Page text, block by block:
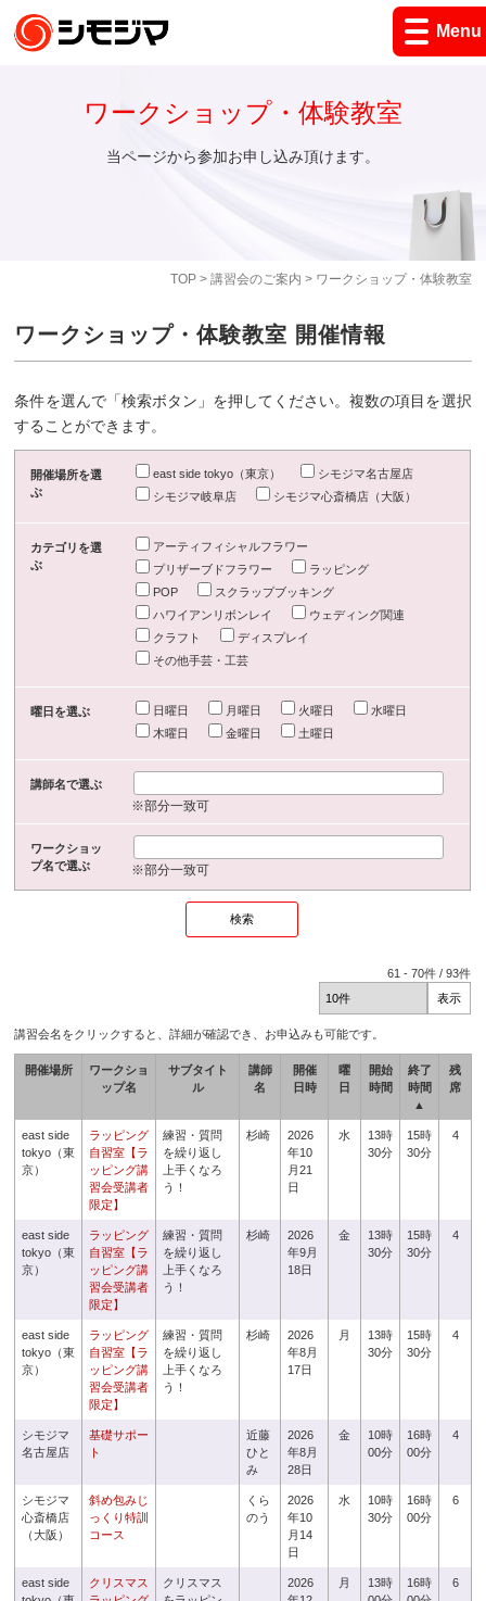
Menu
TOP> 講習会のご案内 > ワークショップ・体験教室
ワークショップ・体験教室
当ページから参加お申し込み頂けます。
ワークショップ・体験教室 開催情報
条件を選んで「検索ボタン」を押してください。複数の項目を選択
することができます。
開催場所を選
ぶ
east side tokyo（東京）
シモジマ名古屋店
シモジマ岐阜店
シモジマ心斎橋店（大阪）
カテゴリを選
ぶ
アーティフィシャルフラワー
プリザーブドフラワー
ラッピング
POP
スクラップブッキング
ハワイアンリボンレイ
ウェディング関連
クラフト
ディスプレイ
その他手芸・工芸
曜日を選ぶ 日曜日 月曜日 火曜日
水曜日
木曜日
金曜日 土曜日
講師名で選ぶ
※部分一致可
ワークショッ
プ名で選ぶ
※部分一致可
61 -70件 /93件
講習会名をクリックすると、詳細が確認でき、お申込みも可能です。
開催場所
ワークショ
ップ名
サブタイト
ル
講師
名
開催
日時
曜
日
開始
時間
終了
時間
▲
残
席
east side
tokyo（東
京）
ラッピング
自習室【ラ
ッピング講
習会受講者
限定】
練習・質問
を繰り返し
上手くなろ
う！
杉崎
2026
年10
月21
日
水
13時
30分
15時
30分
4
east side
tokyo（東
京）
ラッピング
自習室【ラ
ッピング講
習会受講者
限定】
練習・質問
を繰り返し
上手くなろ
う！
杉崎
2026
年9月
18日
金
13時
30分
15時
30分
4
east side
tokyo（東
京）
ラッピング
自習室【ラ
ッピング講
習会受講者
限定】
練習・質問
を繰り返し
上手くなろ
う！
杉崎
2026
年8月
17日
月
13時
30分
15時
30分
4
シモジマ
名古屋店
基礎サポー
ト
近藤
ひと
み
2026
年8月
28日
金
10時
00分
16時
00分
4
シモジマ
心斎橋店
（大阪）
斜め包みじ
っくり特訓
コース
くら
のう
2026
年10
月14
日
水
10時
30分
16時
00分
6
east side
クリスマス
クリスマス
2026
月
13時
16時
6